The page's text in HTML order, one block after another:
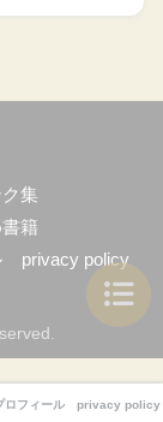
集
籍
privacy policy
いて
ロフィール privacy policy